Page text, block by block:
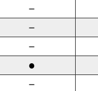
－
－
－
●
－